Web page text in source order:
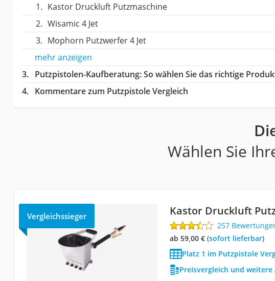
Kastor Druckluft Putzmaschine
Wisamic 4 Jet
Mophorn Putzwerfer 4 Jet
mehr anzeigen
Putzpistolen-Kaufberatung: So wählen Sie das richtige
Kommentare zum Putzpistole Vergleich
Wählen Sie
Vergleichssieger Kastor Druckluft
257
ab 59,00 €( Sofort lieferbar)
Platz 1 im Putzpistole
Preisvergleich und weitere